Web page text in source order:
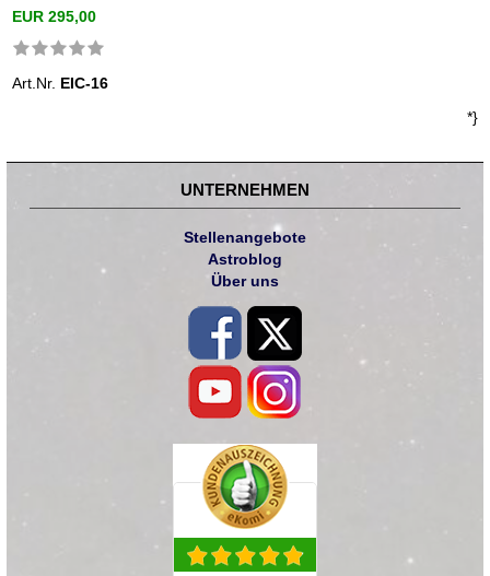
EUR 295,00
Art.Nr. EIC-16
*}
UNTERNEHMEN
Stellenangebote
Astroblog
Über uns